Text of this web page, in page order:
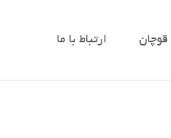
قوچان ارتباط با ما